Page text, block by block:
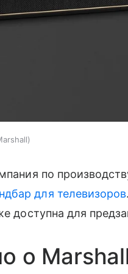
по
для телевизоров
доступна для
о